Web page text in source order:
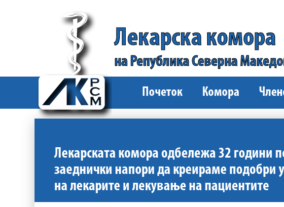
Лекарска комора
на Република Северна
Почеток Комора
Лекарската комора одбележа 32 години
заеднички напори да креираме подобри
на лекарите и лекување на пациентите